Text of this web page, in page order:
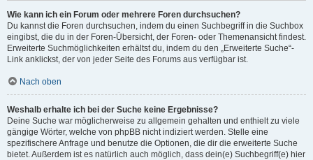
Wie kann ich ein Forum oder mehrere Foren durchsuchen?
Du kannst die Foren durchsuchen, indem du einen Suchbegriff in die Suchbox
eingibst, die du in der Foren-Übersicht, der Foren- oder Themenansicht findest.
Erweiterte Suchmöglichkeiten erhältst du, indem du den „Erweiterte Suche“-
Link anklickst, der von jeder Seite des Forums aus verfügbar ist.
Nach oben
Weshalb erhalte ich bei der Suche keine Ergebnisse?
Deine Suche war möglicherweise zu allgemein gehalten und enthielt zu viele
gängige Wörter, welche von phpBB nicht indiziert werden. Stelle eine
spezifischere Anfrage und benutze die Optionen, die dir die erweiterte Suche
bietet. Außerdem ist es natürlich auch möglich, dass dein(e) Suchbegriff(e) hier